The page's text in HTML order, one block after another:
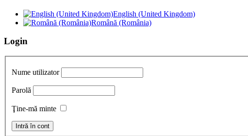
English (United Kingdom)
Română (România)
Login
Nume utilizator
Parolă
Ţine-mă minte